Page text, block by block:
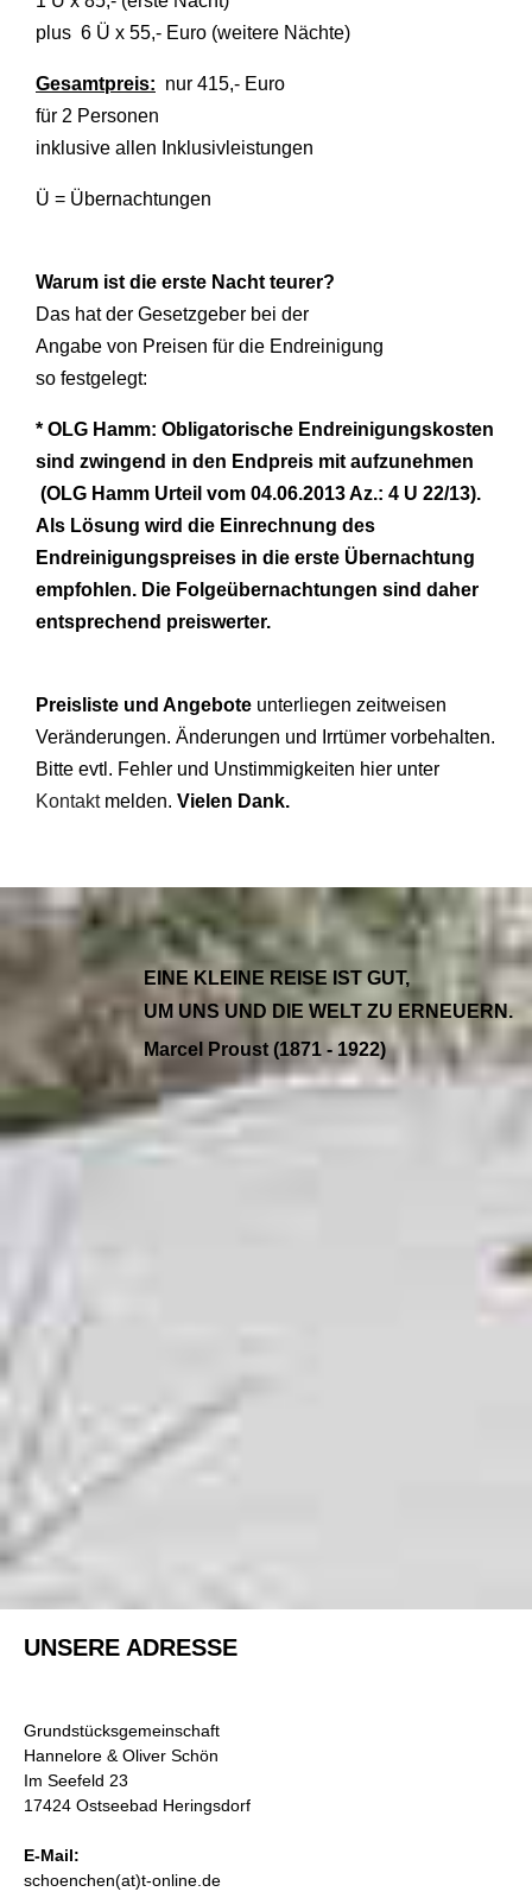
plus 6 Ü x 55,- Euro (weitere Nächte)
Gesamtpreis: nur 415,- Euro
für 2 Personen
inklusive allen Inklusivleistungen
Ü = Übernachtungen
Warum ist die erste Nacht teurer?
Das hat der Gesetzgeber bei der
Angabe von Preisen für die Endreinigung
so festgelegt:
* OLG Hamm: Obligatorische Endreinigungskosten
sind zwingend in den Endpreis mit aufzunehmen
(OLG Hamm Urteil vom 04.06.2013 Az.: 4 U 22/13).
Als Lösung wird die Einrechnung des
Endreinigungspreises in die erste Übernachtung
empfohlen. Die Folgeübernachtungen sind daher
entsprechend preiswerter.
Preisliste und Angebote unterliegen zeitweisen
Veränderungen. Änderungen und Irrtümer vorbehalten.
Bitte evtl. Fehler und Unstimmigkeiten hier unter
Kontaktmelden. Vielen Dank.
EINE KLEINE REISE IST GUT,
UM UNS UND DIE WELT ZU ERNEUERN.
Marcel Proust (1871 - 1922)
UNSERE ADRESSE
Grundstücksgemeinschaft
Hannelore & Oliver Schön
Im Seefeld 23
17424 Ostseebad Heringsdorf
E-Mail:
schoenchen(at)t-online.de